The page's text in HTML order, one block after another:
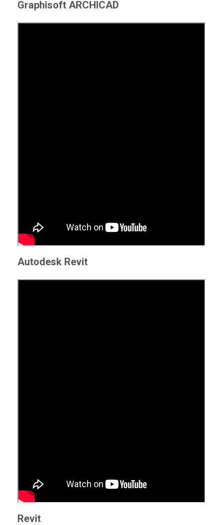
Graphisoft ARCHICAD
Autodesk Revit
Revit